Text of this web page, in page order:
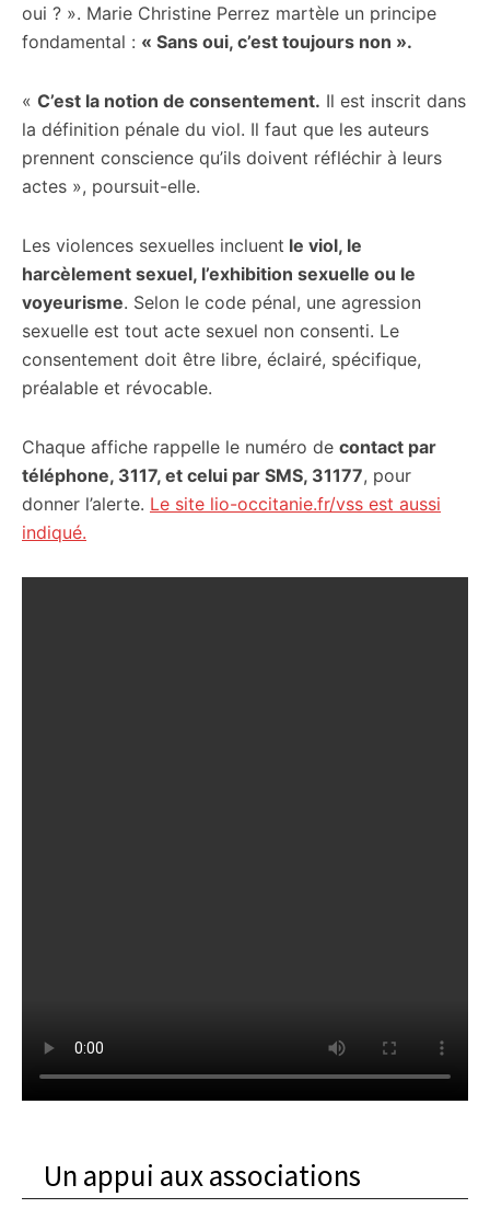
oui ? ». Marie Christine Perrez martèle un principe
fondamental : « Sans oui, c’est toujours non ».
« C’est la notion de consentement. Il est inscrit dans
la définition pénale du viol. Il faut que les auteurs
prennent conscience qu’ils doivent réfléchir à leurs
actes », poursuit-elle.
Les violences sexuelles incluent le viol, le
harcèlement sexuel, l’exhibition sexuelle ou le
voyeurisme. Selon le code pénal, une agression
sexuelle est tout acte sexuel non consenti. Le
consentement doit être libre, éclairé, spécifique,
préalable et révocable.
Chaque affiche rappelle le numéro de contact par
téléphone, 3117, et celui par SMS, 31177, pour
donner l’alerte. Le site lio-occitanie.fr/vss est aussi
indiqué.
Un appui aux associations